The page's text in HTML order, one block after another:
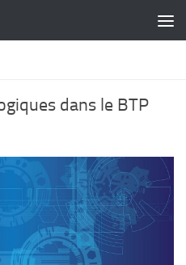
dans le BTP